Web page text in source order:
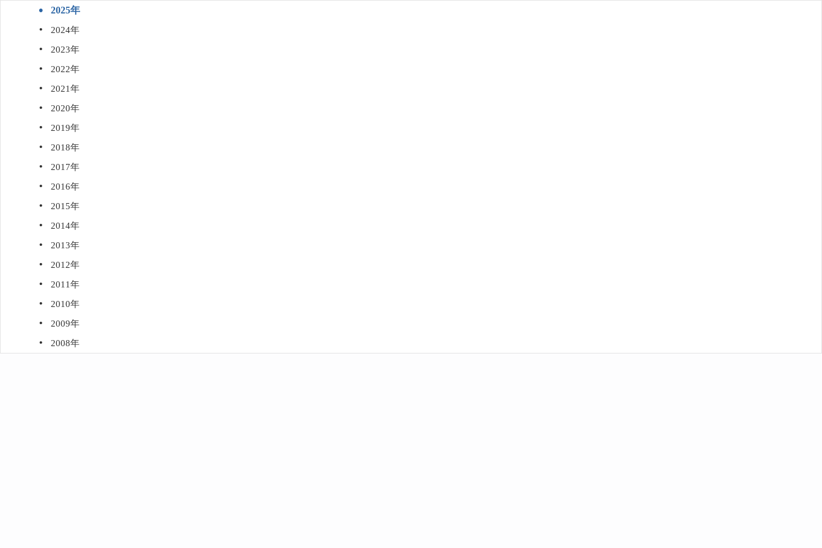
· 2025年
· 2024年
· 2023年
· 2022年
· 2021年
· 2020年
· 2019年
· 2018年
· 2017年
· 2016年
· 2015年
· 2014年
· 2013年
· 2012年
· 2011年
· 2010年
· 2009年
· 2008年